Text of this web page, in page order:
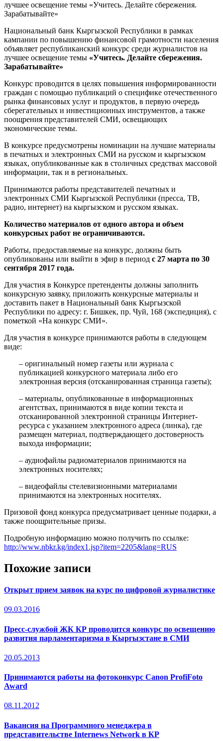
Национальный банк Кыргызской Республики в рамках
кампании по повышению финансовой грамотности населения
объявляет республиканский конкурс среди журналистов на
лучшее освещение темы «Учитесь. Делайте сбережения.
Зарабатывайте»
Конкурс проводится в целях повышения информированности
граждан с помощью публикаций о специфике отечественного
рынка финансовых услуг и продуктов, в первую очередь
сберегательных и инвестиционных инструментов, а также
поощрения представителей СМИ, освещающих
экономические темы.
В конкурсе предусмотрены номинации на лучшие материалы
в печатных и электронных СМИ на русском и кыргызском
языках, опубликованные как в столичных средствах массовой
информации, так и в региональных.
Принимаются работы представителей печатных и
электронных СМИ Кыргызской Республики (пресса, ТВ,
радио, интернет) на кыргызском и русском языках.
Количество материалов от одного автора и объем
конкурсных работ не ограничиваются.
Работы, предоставляемые на конкурс, должны быть
опубликованы или выйти в эфир в период с 27 марта по 30
сентября 2017 года.
Для участия в Конкурсе претенденты должны заполнить
конкурсную заявку, приложить конкурсные материалы и
доставить пакет в Национальный банк Кыргызской
Республики по адресу: г. Бишкек, пр. Чуй, 168 (экспедиция), с
пометкой «На конкурс СМИ».
Для участия в конкурсе принимаются работы в следующем
виде:
– оригинальный номер газеты или журнала с
публикацией конкурсного материала либо его
электронная версия (отсканированная страница газеты);
– материалы, опубликованные в информационных
агентствах, принимаются в виде копии текста и
отсканированной электронной страницы Интернет-
ресурса с указанием электронного адреса (линка), где
размещен материал, подтверждающего достоверность
выхода информации;
– аудиофайлы радиоматериалов принимаются на
электронных носителях;
– видеофайлы cтелевизионными материалами
принимаются на электронных носителях.
Призовой фонд конкурса предусматривает ценные подарки, а
также поощрительные призы.
Подробную информацию можно получить по ссылке:
http://www.nbkr.kg/index1.jsp?item=2205&lang=RUS
Похожие записи
Открыт прием заявок на курс по цифровой журналистике
09.03.2016
Пресс-службой ЖК КР проводится конкурс по освещению
развития парламентаризма в Кыргызстане в СМИ
20.05.2013
Принимаются работы на фотоконкурс Canon ProfiFoto
Award
08.11.2012
Вакансия на Программного менеджера в
представительстве Internews Network в КР